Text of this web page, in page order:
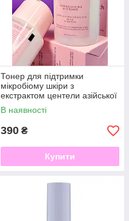
Тонер для підтримки
мікробіому шкіри з
екстрактом центели азійської
і рисом Rice Touch
HOLLYSKIN, 200 мл
В наявності
390 ₴
Купити